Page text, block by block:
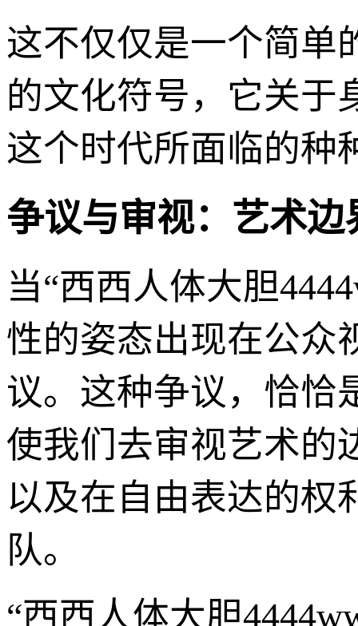
这不仅仅是一个简单
的文化符号，它关于
这个时代所面临的种
争议与审视：艺术
当“西西人体大胆
性的姿态出现在公众
议。这种争议，恰恰
使我们去审视艺术的
以及在自由表达的权
队。
“西西人体大胆